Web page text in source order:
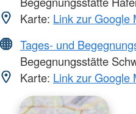
Karte: Link zur Google
Tages- und
Begegnungsstätte
Karte: Link zur Google